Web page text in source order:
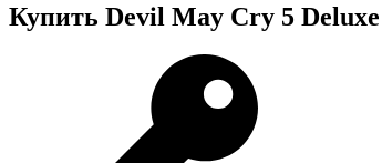
Купить Devil May Cry 5